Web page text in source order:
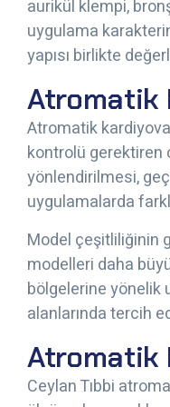
aurikül klempi,
uygulama
yapısı birlikte
Atromatik
Atromatik
kontrolü gerektiren
yönlendirilmesi,
uygulamalarda
Model çeşitliliğinin
modelleri daha
bölgelerine yönelik
alanlarında tercih
Atromatik
Ceylan Tıbbi